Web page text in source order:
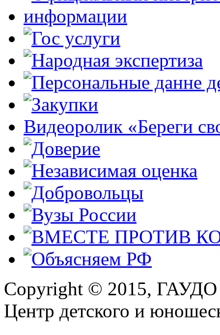
Видеоролик «Береги
Copyright © 2015, ГАУДО
Центр детского и